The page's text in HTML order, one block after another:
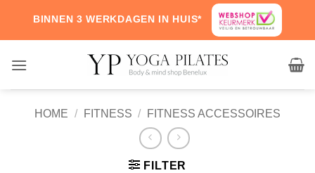
content
BINNEN 3 WERKDAGEN IN HUIS*
HOME / FITNESS / FITNESS ACCESSOIRES
FILTER